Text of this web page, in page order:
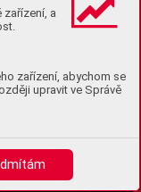
zařízení, a
zařízení, abychom se
upravit ve Správě
Stavba, kr
divu sv